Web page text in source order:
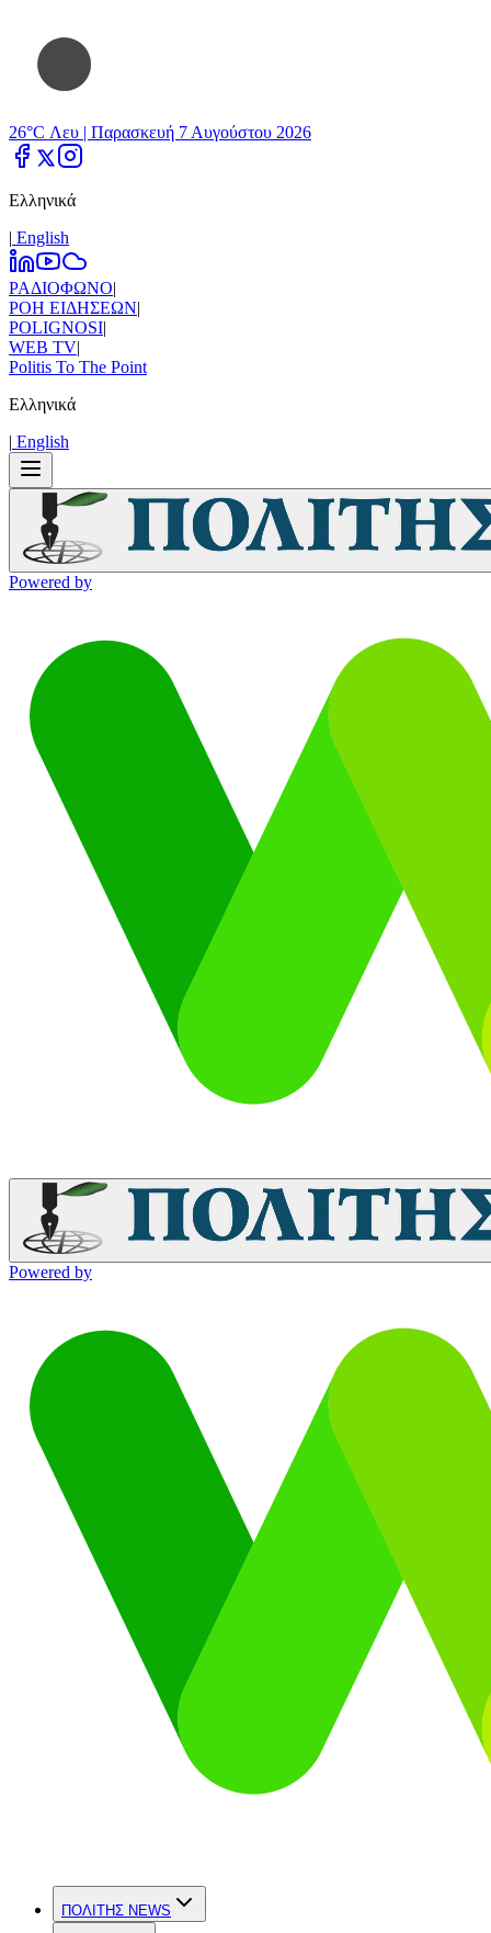
26°C Λευ | Παρασκευή 7 Αυγούστου 2026
Ελληνικά
| Εnglish
ΡΑΔΙΟΦΩΝΟ|
ΡΟΗ ΕΙΔΗΣΕΩΝ|
POLIGNOSI|
WEB TV|
Politis To The Point
Ελληνικά
| Εnglish
Powered by
Powered by
ΠΟΛΙΤΗΣ NEWS